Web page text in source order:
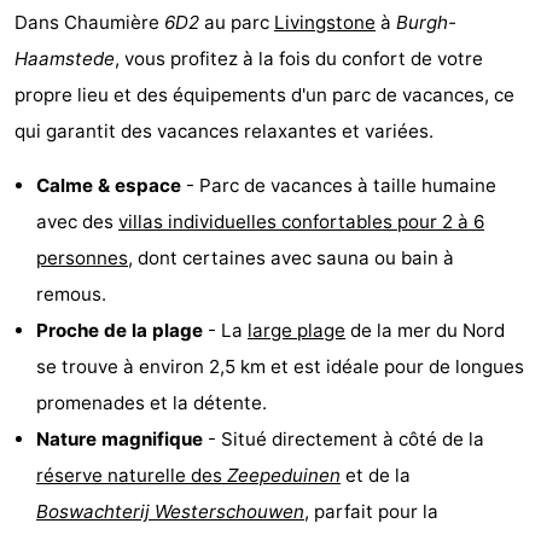
Haamstede
Haert
Wijde
Blick
-
Zeeland
-
Kust
Zonnedorp
Hof
Haamstede
Last
Voir
Dans Chaumière 6D2 au parc Livingstone à Burgh-
Haamstede, vous profitez à la fois du confort de votre
propre lieu et des équipements d'un parc de vacances, ce
qui garantit des vacances relaxantes et variées.
Calme & espace - Parc de vacances à taille humaine
avec des villas individuelles confortables pour 2 à 6
personnes, dont certaines avec sauna ou bain à
remous.
Proche de la plage - La large plage de la mer du Nord
se trouve à environ 2,5 km et est idéale pour de longues
promenades et la détente.
Nature magnifique - Situé directement à côté de la
réserve naturelle des Zeepeduinen et de la
Boswachterij Westerschouwen, parfait pour la